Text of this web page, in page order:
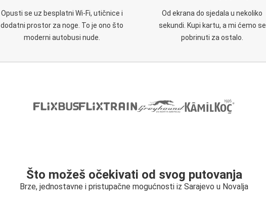
Opusti se uz besplatni Wi-Fi, utičnice i
dodatni prostor za noge. To je ono što
moderni autobusi nude.
Od ekrana do sjedala u nekoliko
sekundi. Kupi kartu, a mi ćemo se
pobrinuti za ostalo.
Što možeš očekivati od svog putovanja
Brze, jednostavne i pristupačne mogućnosti iz Sarajevo u Novalja